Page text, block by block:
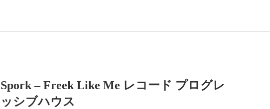
Spork – Freek Like Me レコード プログレ
ッシブハウス